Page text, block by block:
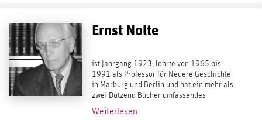
Ernst Nolte
ist Jahrgang 1923, lehrte von 1965 bis
1991 als Professor für Neuere Geschichte
in Marburg und Berlin und hat ein mehr als
zwei Dutzend Bücher umfassendes
Lebenswerk vorgelegt. Er gilt als einer der
bedeutendsten Geschichtsdenker der
Weiterlesen